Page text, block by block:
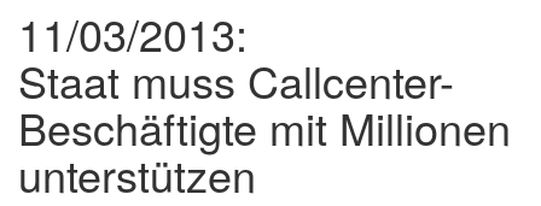
11/03/2013:
Staat muss Callcenter-
Beschäftigte mit Millionen
unterstützen